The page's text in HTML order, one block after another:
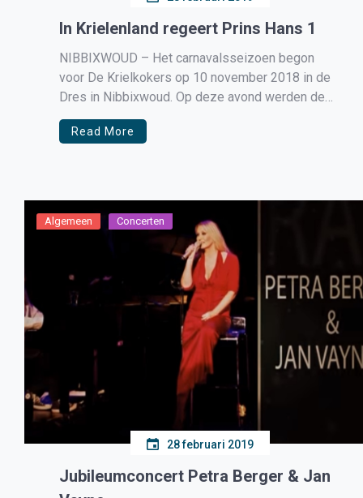
In Krielenland regeert Prins Hans 1
NIBBIXWOUD – Het carnavalsseizoen begon
voor De Krielkokers op 10 november 2018 in de
Dres in Nibbixwoud. Op deze avond werden de
prins, en zijn prinsessen, bekend gemaakt aan het
publiek. Ook het gevolg van de prins en de
Read More
Algemeen Concerten
28 februari 2019
Jubileumconcert Petra Berger & Jan